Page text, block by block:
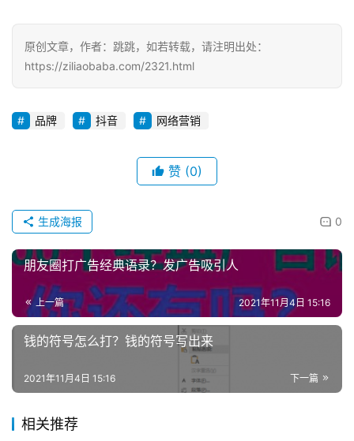
每
日
好
原创文章，作者：跳跳，如若转载，请注明出处：
https://ziliaobaba.com/2321.html
品牌 抖音 网络营销
赞 (0)
0
生成海报
朋友圈打广告经典语录？发广告吸引人
上一篇 2021年11月4日 15:16
钱的符号怎么打？钱的符号写出来
下一篇
2021年11月4日 15:16
相关推荐